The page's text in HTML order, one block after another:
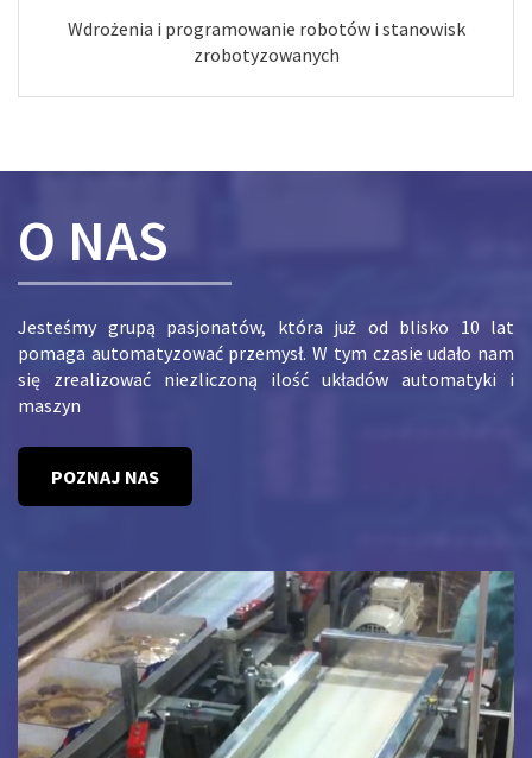
Wdrożenia i programowanie robotów i stanowisk
zrobotyzowanych
O NAS
Jesteśmy grupą pasjonatów, która już od blisko 10 lat
pomaga automatyzować przemysł. W tym czasie udało nam
się zrealizować niezliczoną ilość układów automatyki i
maszyn
POZNAJ NAS